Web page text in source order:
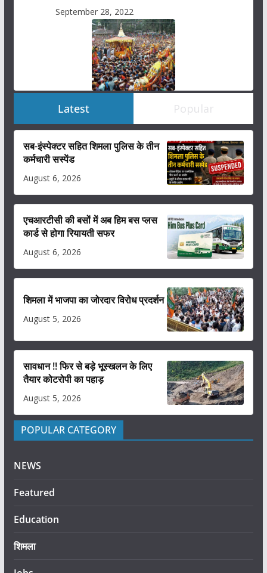
September 28, 2022
Latest Popular
सब-इंस्पेक्टर सहित शिमला पुलिस के तीन
कर्मचारी सस्पेंड
August 6, 2026
एचआरटीसी की बसों में अब हिम बस प्लस
कार्ड से होगा रियायती सफर
August 6, 2026
शिमला में भाजपा का जोरदार विरोध प्रदर्शन
August 5, 2026
सावधान !! फिर से बड़े भूस्खलन के लिए
तैयार कोटरोपी का पहाड़
August 5, 2026
POPULAR CATEGORY
NEWS
Featured
Education
शिमला